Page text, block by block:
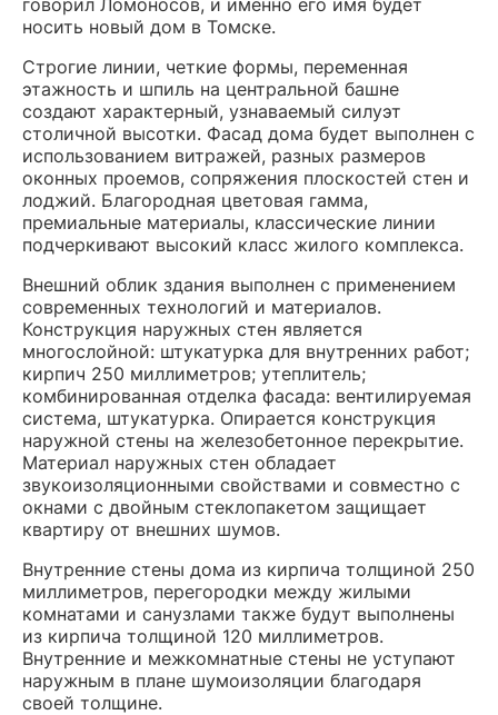
носить новый дом в Томске.
Строгие линии, четкие формы, переменная
этажность и шпиль на центральной башне
создают характерный, узнаваемый силуэт
столичной высотки. Фасад дома будет выполнен с
использованием витражей, разных размеров
оконных проемов, сопряжения плоскостей стен и
лоджий. Благородная цветовая гамма,
премиальные материалы, классические линии
подчеркивают высокий класс жилого комплекса.
Внешний облик здания выполнен с применением
современных технологий и материалов.
Конструкция наружных стен является
многослойной: штукатурка для внутренних работ;
кирпич 250 миллиметров; утеплитель;
комбинированная отделка фасада: вентилируемая
система, штукатурка. Опирается конструкция
наружной стены на железобетонное перекрытие.
Материал наружных стен обладает
звукоизоляционными свойствами и совместно с
окнами с двойным стеклопакетом защищает
квартиру от внешних шумов.
Внутренние стены дома из кирпича толщиной 250
миллиметров, перегородки между жилыми
комнатами и санузлами также будут выполнены
из кирпича толщиной 120 миллиметров.
Внутренние и межкомнатные стены не уступают
наружным в плане шумоизоляции благодаря
своей толщине.